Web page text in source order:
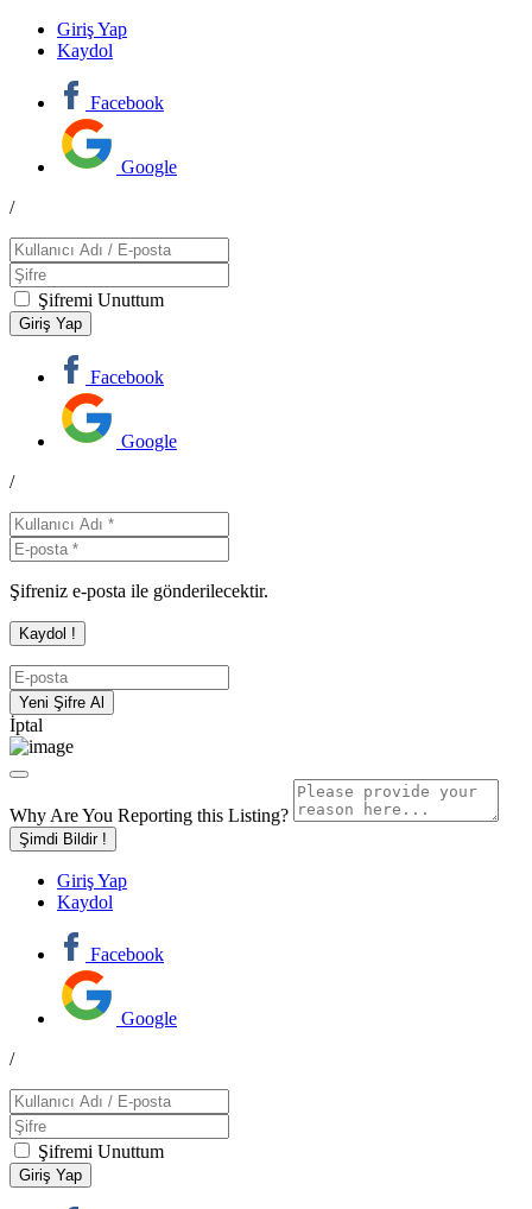
Giriş Yap
Kaydol
Facebook
Google
/
Şifremi Unuttum
Facebook
Google
/
Şifreniz e-posta ile gönderilecektir.
İptal
Why Are You Reporting this Listing?
Şimdi Bildir !
Giriş Yap
Kaydol
Facebook
Google
/
Şifremi Unuttum